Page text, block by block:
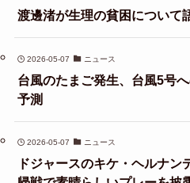
渡邊渚が生理の貧困について
2026-05-07 ニュース
台風のたまご発生、台風5号
予測
2026-05-07 ニュース
ドジャースのキケ・ヘルナン